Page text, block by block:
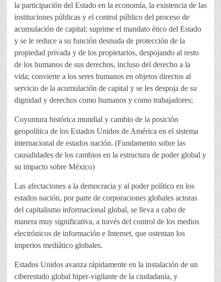
la participación del Estado en la economía, la existencia de las
instituciones públicas y el control público del proceso de
acumulación de capital; suprime el mandato ético del Estado
y se le reduce a su función desnuda de protección de la
propiedad privada y de los propietarios, despojando al resto
de los humanos de sus derechos, incluso del derecho a la
vida; convierte a los seres humanos en objetos directos al
servicio de la acumulación de capital y se les despoja de su
dignidad y derechos como humanos y como trabajadores;
Coyuntura histórica mundial y cambio de la posición
geopolítica de los Estados Unidos de América en el sistema
internacional de estados nación. (Fundamento sobre las
causalidades de los cambios en la estructura de poder global y
su impacto sobre México)
Las afectaciones a la democracia y al poder político en los
estados nación, por parte de corporaciones globales actoras
del capitalismo informacional global, se lleva a cabo de
manera muy significativa, a través del control de los medios
electrónicos de información e Internet, que ostentan los
imperios mediático globales.
Estados Unidos avanza rápidamente en la instalación de un
ciberestado global hiper-vigilante de la ciudadanía, y